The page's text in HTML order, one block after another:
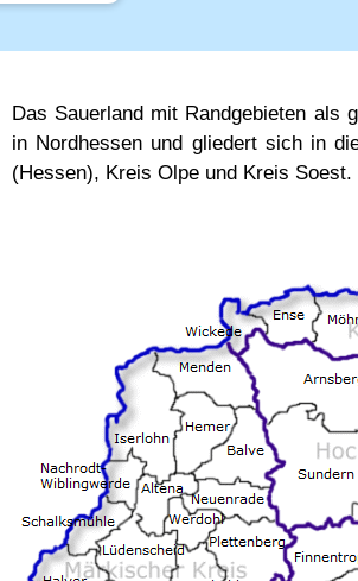
Das Sauerland mit Randgebieten als
in Nordhessen und gliedert sich in
(Hessen), Kreis Olpe und Kreis Soest.